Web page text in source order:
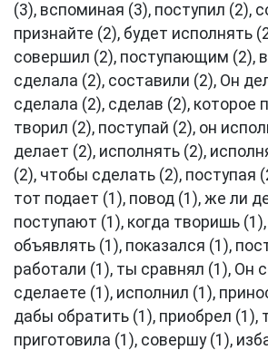
(3), вспоминая (3), поступил (2),
признайте (2), будет исполнять
совершил (2), поступающим (2),
сделала (2), составили (2), Он
сделала (2), сделав (2), которое
творил (2), поступай (2), он
делает (2), исполнять (2),
(2), чтобы сделать (2), поступая
тот подает (1), повод (1), же ли
поступают (1), когда творишь
объявлять (1), показался (1),
работали (1), ты сравнял (1), Он
сделаете (1), исполнил (1),
дабы обратить (1), приобрел (1),
приготовила (1), совершу (1),